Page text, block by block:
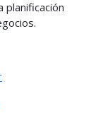
planificación